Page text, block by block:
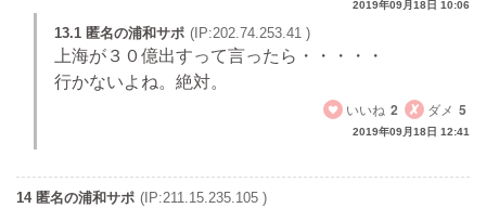
2019年09月18日 10:06
13.1 匿名の浦和サポ (IP:202.74.253.41 )
上海が３０億出すって言ったら・・・・・
行かないよね。絶対。
いいね 2 ダメ 5
2019年09月18日 12:41
14 匿名の浦和サポ (IP:211.15.235.105 )